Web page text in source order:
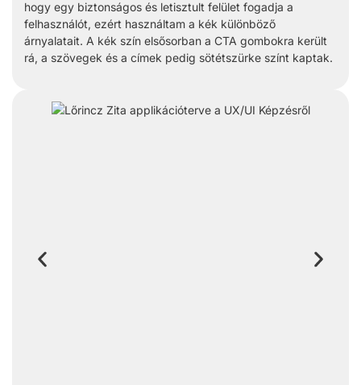
hogy egy biztonságos és letisztult felület fogadja a
felhasználót, ezért használtam a kék különböző
árnyalatait. A kék szín elsősorban a CTA gombokra került
rá, a szövegek és a címek pedig sötétszürke színt kaptak.